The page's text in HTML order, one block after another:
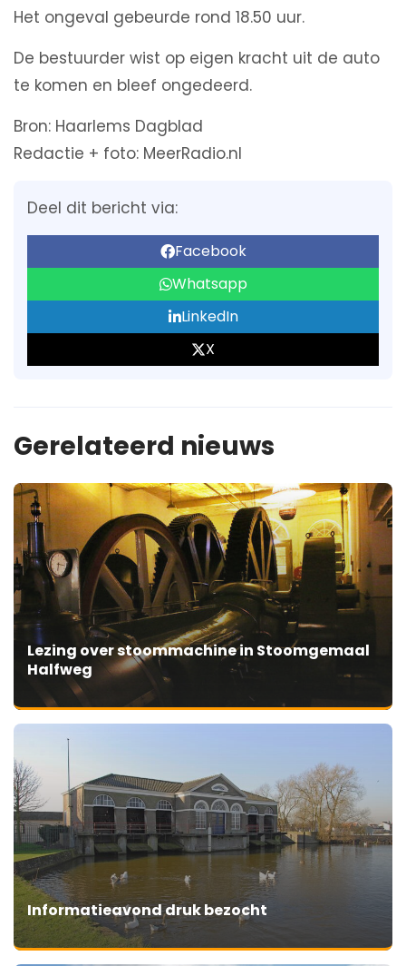
Het ongeval gebeurde rond 18.50 uur.
De bestuurder wist op eigen kracht uit de auto
te komen en bleef ongedeerd.
Bron: Haarlems Dagblad
Redactie + foto: MeerRadio.nl
Deel dit bericht via:
Facebook
Whatsapp
LinkedIn
X
Gerelateerd nieuws
Lezing over stoommachine in Stoomgemaal
Halfweg
Informatieavond druk bezocht